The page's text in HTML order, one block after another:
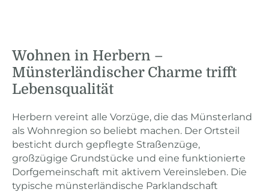
Wohnen in Herbern –
Münsterländischer Charme trifft
Lebensqualität
Herbern vereint alle Vorzüge, die das Münsterland
als Wohnregion so beliebt machen. Der Ortsteil
besticht durch gepflegte Straßenzüge,
großzügige Grundstücke und eine funktionierte
Dorfgemeinschaft mit aktivem Vereinsleben. Die
typische münsterländische Parklandschaft